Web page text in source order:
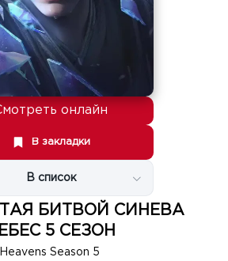
онлайн
В закладки
В список
БИТВОЙ СИНЕВА
5 СЕЗОН
Season 5